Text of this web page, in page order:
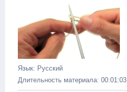
Язык: Русский
Длительность материала: 00:01:03